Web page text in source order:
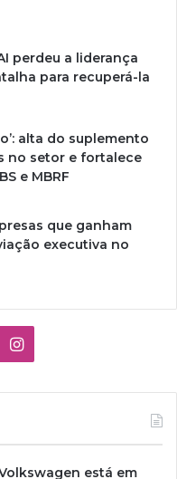
perdeu a liderança
para recuperá-la
alta do suplemento
no setor e fortalece
e MBRF
que ganham
executiva no
Instagram
está em